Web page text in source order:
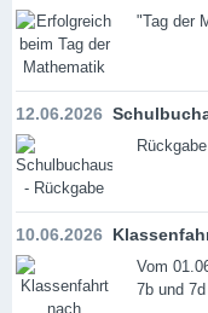
"Tag der
12.06.2026
10.06.2026
Vom
7b und 7d